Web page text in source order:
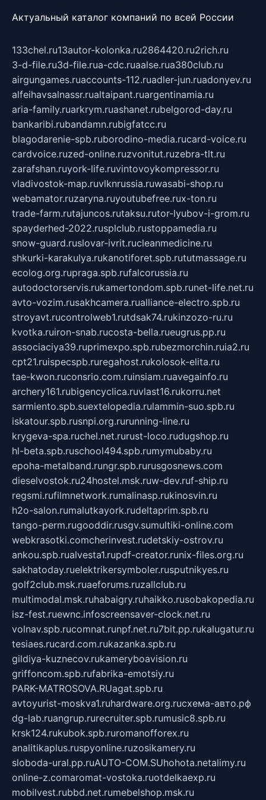
Актуальный каталог компаний по всей России
133chel.ru13autor-kolonka.ru2864420.ru2rich.ru
3-d-file.ru3d-file.rua-cdc.ruaalse.rua380club.ru
airgungames.ruaccounts-112.ruadler-jun.ruadonyev.ru
alfeihavsalnassr.rualtaipant.ruargentinamia.ru
aria-family.ruarkrym.ruashanet.rubelgorod-day.ru
bankaribi.rubandamn.rubigfatcc.ru
blagodarenie-spb.ruborodino-media.rucard-voice.ru
cardvoice.ruzed-online.ruzvonitut.ruzebra-tlt.ru
zarafshan.ruyork-life.ruvintovoykompressor.ru
vladivostok-map.ruvlknrussia.ruwasabi-shop.ru
webamator.ruzaryna.ruyoutubefree.rux-ton.ru
trade-farm.rutajuncos.rutaksu.rutor-lyubov-i-grom.ru
spayderhed-2022.rusplclub.rustoppamedia.ru
snow-guard.ruslovar-ivrit.rucleanmedicine.ru
shkurki-karakulya.rukanotiforet.spb.rututmassage.ru
ecolog.org.rupraga.spb.rufalcorussia.ru
autodoctorservis.rukamertondom.spb.runet-life.net.ru
avto-vozim.rusakhcamera.rualliance-electro.spb.ru
stroyavt.rucontrolweb1.rutdsak74.rukinzozo-ru.ru
kvotka.ruiron-snab.rucosta-bella.rueugrus.pp.ru
associaciya39.ruprimexpo.spb.rubezmorchin.ruia2.ru
cpt21.ruispecspb.ruregahost.rukolosok-elita.ru
tae-kwon.ruconsrio.com.ruinsiam.ruavegainfo.ru
archery161.rubigencyclica.ruvlast16.rukorru.net
sarmiento.spb.suextelopedia.rulammin-suo.spb.ru
iskatour.spb.rusnpi.org.rurunning-line.ru
krygeva-spa.ruchel.net.rurust-loco.rudugshop.ru
hl-beta.spb.ruschool494.spb.rumymubaby.ru
epoha-metalband.rungr.spb.rurusgosnews.com
dieselvostok.ru24hostel.msk.ruw-dev.ruf-ship.ru
regsmi.rufilmnetwork.rumalinasp.rukinosvin.ru
h2o-salon.rumalutkayork.rudeltaprim.spb.ru
tango-perm.rugooddir.rusgv.sumultiki-online.com
webkrasotki.comcherinvest.rudetskiy-ostrov.ru
ankou.spb.rualvesta1.rupdf-creator.runix-files.org.ru
sakhatoday.ruelektrikersymboler.rusputnikyes.ru
golf2club.msk.ruaeforums.ruzallclub.ru
multimodal.msk.ruhabaigry.ruhaikko.rusobakopedia.ru
isz-fest.ruewnc.infoscreensaver-clock.net.ru
volnav.spb.rucomnat.runpf.net.ru7bit.pp.rukalugatur.ru
tesiaes.rucard.com.rukazanka.spb.ru
gildiya-kuznecov.rukameryboavision.ru
griffoncom.spb.rufabrika-emotsiy.ru
PARK-MATROSOVA.RUagat.spb.ru
avtoyurist-moskva1.ruhardware.org.ruсхема-авто.рф
dg-lab.ruangrup.rurecruiter.spb.rumusic8.spb.ru
krsk124.rukubok.spb.ruromanofforex.ru
analitikaplus.ruspyonline.ruzosikamery.ru
sloboda-ural.pp.ruAUTO-COM.SUhohota.netalimy.ru
online-z.comaromat-vostoka.ruotdelkaexp.ru
mobilvest.rubbd.net.rumebelshop.msk.ru